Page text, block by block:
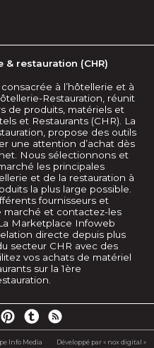
restauration (CHR)
à l’hôtellerie et à
Restauration, réunit
de produits, matériels et
et Restaurants (CHR). La
propose des outils
une attention d’achat dès
Nous sélectionnons et
les principales
et de la restauration à
la plus large possible.
fournisseurs et
marché et contactez-les
Marketplace Infoweb
directe depuis plus
secteur CHR avec des
vos achats de matériel
sur la 1ère
Info Media Développé par « nox digital »